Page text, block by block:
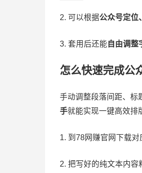
2. 可以根据公众号定位
3. 套用后还能 自由调整
怎么快速完成公
手动调整段落间距、标
手就能实现一键高效排
1. 到78网赚官网下载对
2. 把写好的纯文本内容